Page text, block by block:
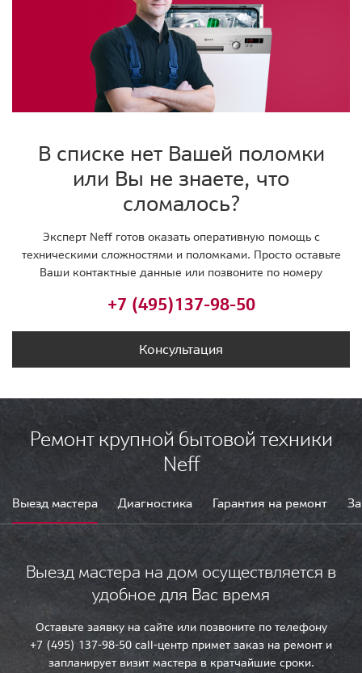
В списке нет Вашей поломки
или Вы не знаете, что
сломалось?
Эксперт Neff готов оказать оперативную помощь с
техническими сложностями и поломками. Просто оставьте
Ваши контактные данные или позвоните по номеру
+7 (495)137-98-50
Консультация
Ремонт крупной бытовой техники
Neff
Выезд мастера Диагностика Гарантия на ремонт
Выезд мастера на дом осуществляется в
удобное для Вас время
Оставьте заявку на сайте или позвоните по телефону
+7 (495) 137-98-50 call-центр примет заказ на ремонт и
запланирует визит мастера в кратчайшие сроки.